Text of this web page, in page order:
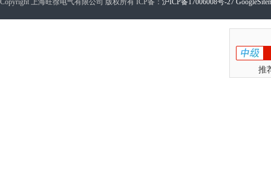
Copyright 上海旺徐电气有限公司 版权所有 ICP备： 沪ICP备17006008号-27
推